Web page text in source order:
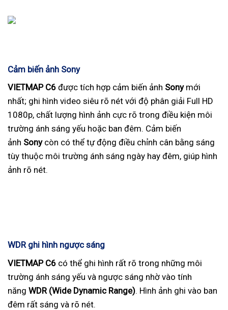
Cảm biến ảnh Sony
VIETMAP C6 được tích hợp cảm biến ảnh Sony mới
nhất; ghi hình video siêu rõ nét với độ phân giải Full HD
1080p, chất lượng hình ảnh cực rõ trong điều kiện môi
trường ánh sáng yếu hoặc ban đêm. Cảm biến
ảnh Sonycòn có thể tự động điều chỉnh cân bằng sáng
tùy thuộc môi trường ánh sáng ngày hay đêm, giúp hình
ảnh rõ nét.
WDR ghi hình ngược sáng
VIETMAP C6 có thể ghi hình rất rõ trong những môi
trường ánh sáng yếu và ngược sáng nhờ vào tính
năng WDR (Wide Dynamic Range). Hình ảnh ghi vào ban
đêm rất sáng và rõ nét.